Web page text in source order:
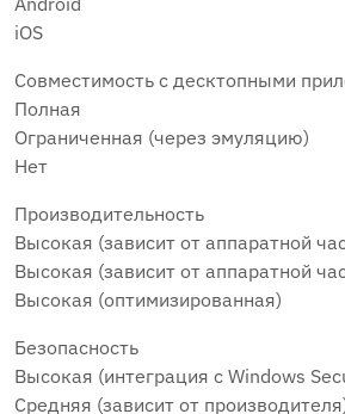
iOS
Совместимость с десктопными
Полная
Ограниченная (через эмуляцию)
Нет
Производительность
Высокая (зависит от аппаратной
Высокая (зависит от аппаратной
Высокая (оптимизированная)
Безопасность
Высокая (интеграция с Windows
Средняя (зависит от